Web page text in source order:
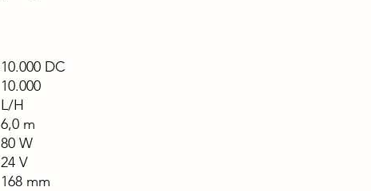
10.000 DC
10.000
L/H
6,0 m
80 W
24 V
168 mm